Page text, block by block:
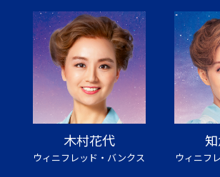
木村花代
ウィニフレッド・バンクス ウィニフ